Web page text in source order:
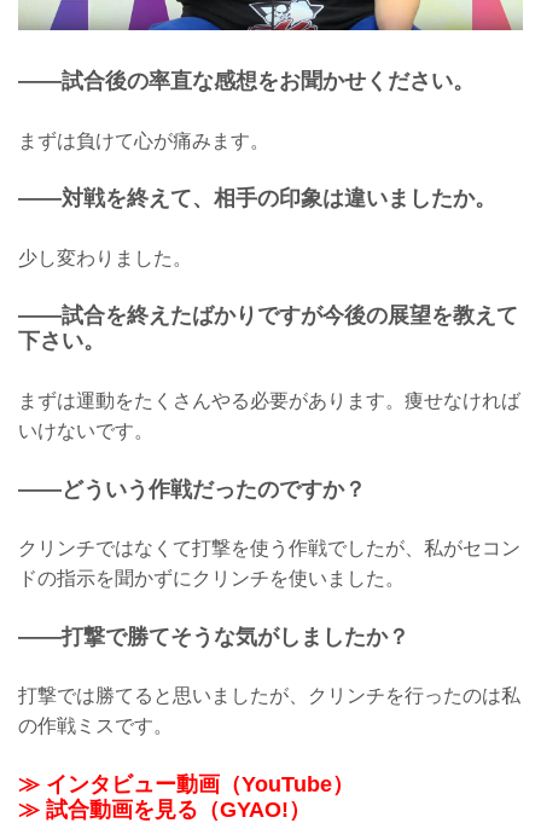
——試合後の率直な感想をお聞かせください。
まずは負けて心が痛みます。
——対戦を終えて、相手の印象は違いましたか。
少し変わりました。
——試合を終えたばかりですが今後の展望を教えて
下さい。
まずは運動をたくさんやる必要があります。痩せなければ
いけないです。
——どういう作戦だったのですか？
クリンチではなくて打撃を使う作戦でしたが、私がセコン
ドの指示を聞かずにクリンチを使いました。
——打撃で勝てそうな気がしましたか？
打撃では勝てると思いましたが、クリンチを行ったのは私
の作戦ミスです。
≫ インタビュー動画（YouTube）
≫ 試合動画を見る（GYAO!）